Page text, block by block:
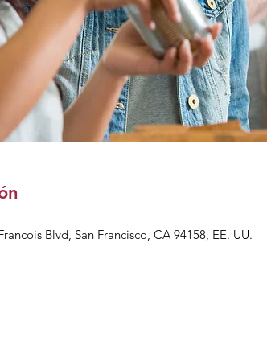
Blvd, San Francisco, CA 94158, EE. UU.